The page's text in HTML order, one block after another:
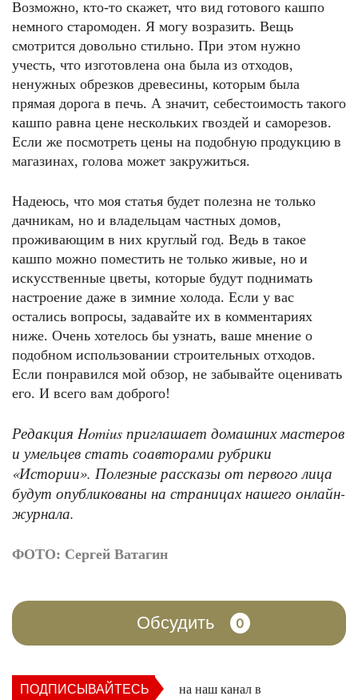
Возможно, кто-то скажет, что вид готового кашпо
немного старомоден. Я могу возразить. Вещь
смотрится довольно стильно. При этом нужно
учесть, что изготовлена она была из отходов,
ненужных обрезков древесины, которым была
прямая дорога в печь. А значит, себестоимость такого
кашпо равна цене нескольких гвоздей и саморезов.
Если же посмотреть цены на подобную продукцию в
магазинах, голова может закружиться.
Надеюсь, что моя статья будет полезна не только
дачникам, но и владельцам частных домов,
проживающим в них круглый год. Ведь в такое
кашпо можно поместить не только живые, но и
искусственные цветы, которые будут поднимать
настроение даже в зимние холода. Если у вас
остались вопросы, задавайте их в комментариях
ниже. Очень хотелось бы узнать, ваше мнение о
подобном использовании строительных отходов.
Если понравился мой обзор, не забывайте оценивать
его. И всего вам доброго!
Редакция Homius приглашает домашних мастеров
и умельцев стать соавторами рубрики
«Истории». Полезные рассказы от первого лица
будут опубликованы на страницах нашего онлайн-
журнала.
ФОТО: Сергей Ватагин
Обсудить 0
ПОДПИСЫВАЙТЕСЬ на наш канал в